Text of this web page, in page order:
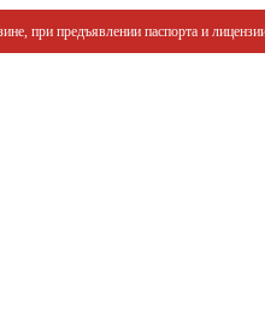
при предъявлении паспорта и